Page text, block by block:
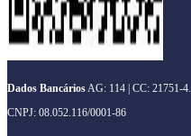
Dados BancáriosAG: 114 | CC: 21751-4.
CNPJ: 08.052.116/0001-86